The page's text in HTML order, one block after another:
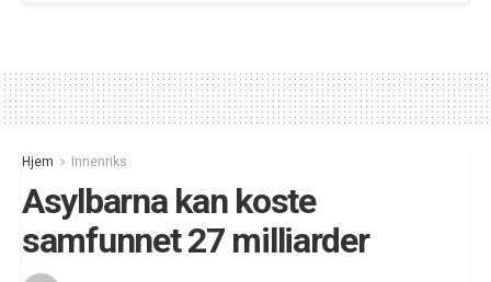
Hjem Innenriks
Asylbarna kan koste
samfunnet 27 milliarder